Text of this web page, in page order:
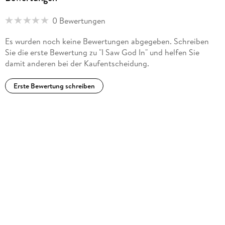
0 Bewertungen
Es wurden noch keine Bewertungen abgegeben. Schreiben
Sie die erste Bewertung zu "I Saw God In" und helfen Sie
damit anderen bei der Kaufentscheidung.
Erste Bewertung schreiben